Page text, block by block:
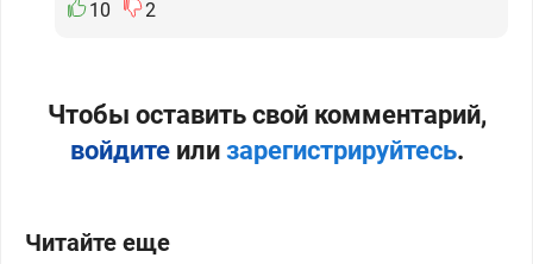
10
2
Чтобы оставить свой комментарий,
войдитеили зарегистрируйтесь.
Читайте еще